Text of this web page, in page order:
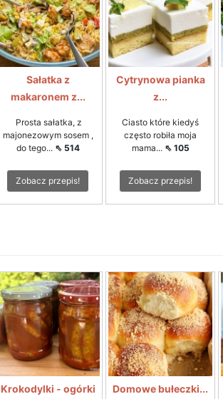
Sałatka z
makaronem z...
Prosta sałatka, z
majonezowym sosem ,
do tego... ⇖ 514
Zobacz przepis!
Cytrynowa pianka
z...
Ciasto które kiedyś
często robiła moja
mama... ⇖ 105
Zobacz przepis!
Krokodylki - ogórki
Domowe bułeczki...